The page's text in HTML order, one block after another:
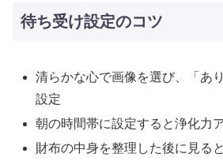
待ち受け設定のコツ
清らかな心で画像を選び、「あ
設定
朝の時間帯に設定すると浄化力
財布の中身を整理した後に見る